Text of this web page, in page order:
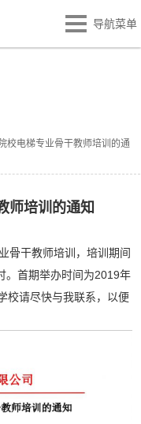
导航菜单
校电梯专业骨干教师培训的通
师培训的通知
骨干教师培训，培训期间
。首期举办时间为2019年
校请尽快与我联系，以便